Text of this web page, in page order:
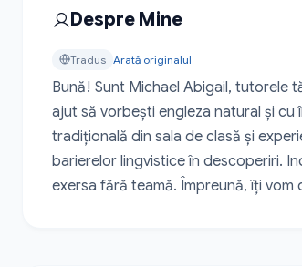
Despre Mine
Tradus Arată originalul
Bună! Sunt Michael Abigail, tutorele
ajut să vorbești engleza natural și
tradițională din sala de clasă și
barierelor lingvistice în descoperiri.
exersa fără teamă. Împreună, îți